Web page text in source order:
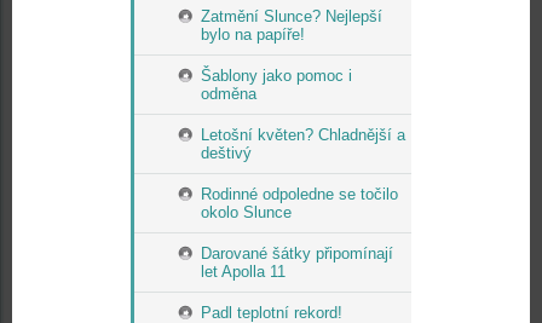
Zatmění Slunce? Nejlepší
bylo na papíře!
Šablony jako pomoc i
odměna
Letošní květen? Chladnější a
deštivý
Rodinné odpoledne se točilo
okolo Slunce
Darované šátky připomínají
let Apolla 11
Padl teplotní rekord!